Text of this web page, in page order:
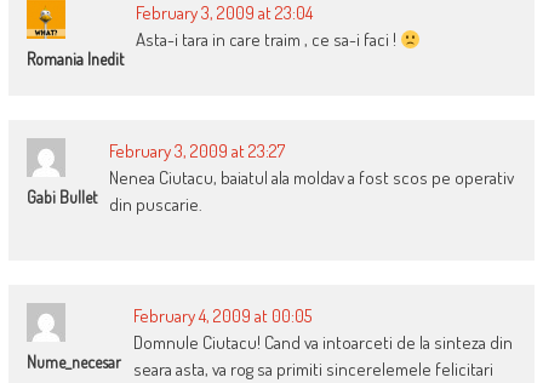
Romania Inedit
February 3, 2009 at 23:04
Asta-i tara in care traim , ce sa-i faci !
Gabi Bullet
February 3, 2009 at 23:27
Nenea Ciutacu, baiatul ala moldav a fost scos pe operativ
din puscarie.
Nume_necesar
February 4, 2009 at 00:05
Domnule Ciutacu! Cand va intoarceti de la sinteza din
seara asta, va rog sa primiti sincerelemele felicitari